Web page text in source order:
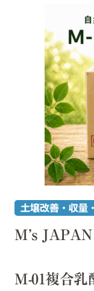
土壌改善・収量
M’s
M-01複合